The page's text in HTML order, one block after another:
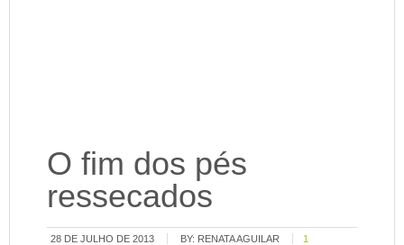
O fim dos pés
ressecados
28 DE JULHO DE 2013 BY: RENATA AGUILAR
1